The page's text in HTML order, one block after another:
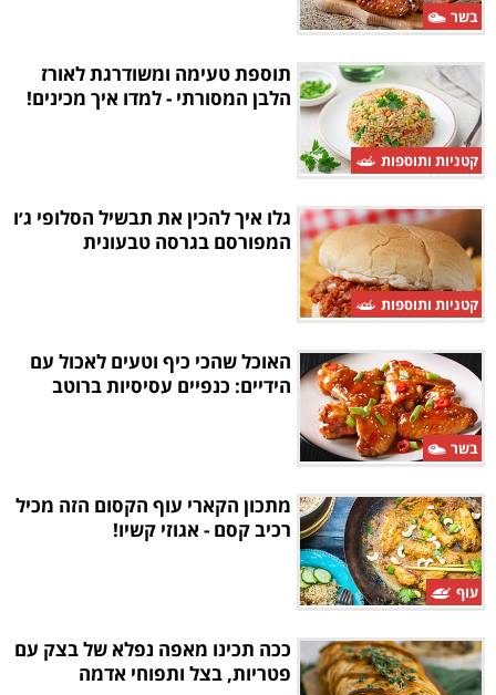
בשר
קטניות ותוספות
תוספת טעימה ומשודרגת לאורז
הלבן המסורתי - למדו איך מכינים!
קטניות ותוספות
גלו איך להכין את תבשיל הסלופי ג׳ו
המפורסם בגרסה טבעונית
בשר
האוכל שהכי כיף וטעים לאכול עם
הידיים: כנפיים עסיסיות ברוטב
עוף
מתכון הקארי עוף הקסום הזה מכיל
רכיב קסם - אגוזי קשיו!
ככה תכינו מאפה נפלא של בצק עם
פטריות, בצל ותפוחי אדמה